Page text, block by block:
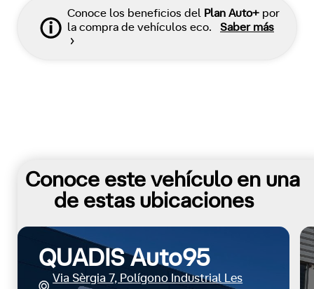
Conoce los beneficios del Plan Auto+ por
la compra de vehículos eco.
Saber más
Conoce este vehículo en una
de estas ubicaciones
QUADIS Auto95
Via Sèrgia 7, Polígono Industrial Les